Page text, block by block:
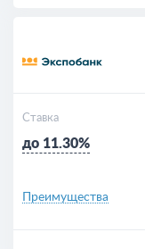
Ставка
до 11.30%
Преимущества